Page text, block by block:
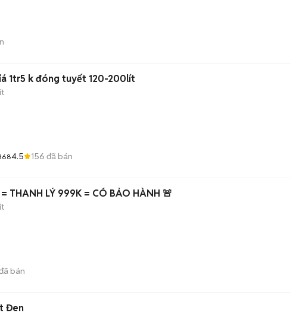
1tr5 k đóng tuyết 120-200lít
4.5 156 đã bán
THANH LÝ 999K = CÓ BẢO HÀNH 🚨
bán
Đen